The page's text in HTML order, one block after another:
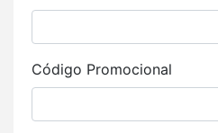
Código Promocional